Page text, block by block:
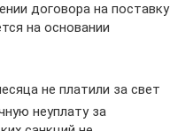
договора на поставку
на основании
не платили за свет
неуплату за